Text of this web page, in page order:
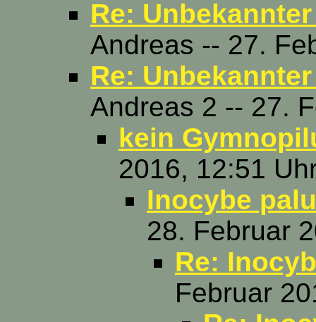
Re:
Andreas -- 27.
Re:
Andreas 2 -- 27.
kein
2016, 12:51
Inocybe
28. Februar
Re:
Februar